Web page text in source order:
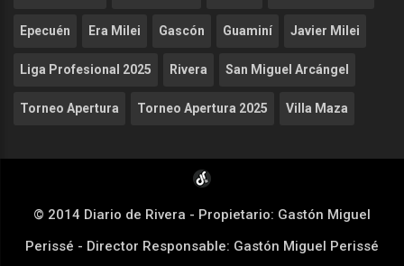
Epecuén Era Milei Gascón Guaminí Javier Milei
Liga Profesional 2025 Rivera San Miguel Arcángel
Torneo Apertura Torneo Apertura 2025 Villa Maza
© 2014 Diario de Rivera - Propietario: Gastón Miguel
Perissé - Director Responsable: Gastón Miguel Perissé